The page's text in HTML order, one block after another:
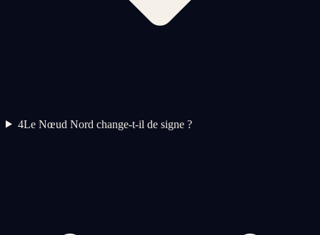
4Le Nœud Nord change-t-il de signe ?